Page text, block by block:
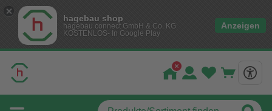
hagebau shop
hagebau connect GmbH & Co. KG
KOSTENLOS- In Google Play
Anzeigen